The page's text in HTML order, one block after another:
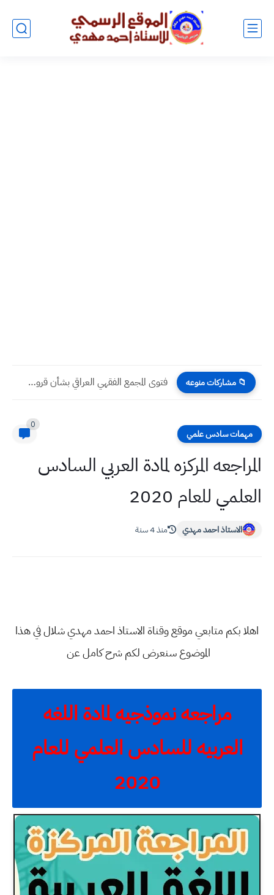
📁 مشاركات منوعه فتوى المجمع الفقهي العراقي بشأن قروض البنك المركزي العراقي
مهمات سادس علمي
0
المراجعه المركزه لمادة العربي السادس
العلمي للعام 2020
الاستاذ احمد مهدي منذ 4 سنة
اهلا بكم متابعي موقع وقناة الاستاذ احمد مهدي شلال في هذا
الموضوع سنعرض لكم شرح كامل عن
مراجعه نموذجيه لمادة اللغه
العربيه للسادس العلمي للعام
2020